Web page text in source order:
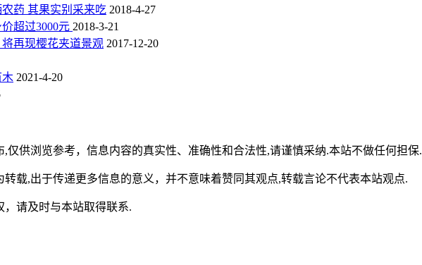
药 其果实别采来吃 2018-4-27
超过3000元 2018-3-21
再现樱花夹道景观 2017-12-20
木 2021-4-20
供浏览参考，信息内容的真实性、准确性和合法性,请谨慎采纳.本站不做任何担保.
载,出于传递更多信息的意义，并不意味着赞同其观点,转载言论不代表本站观点.
请及时与本站取得联系.